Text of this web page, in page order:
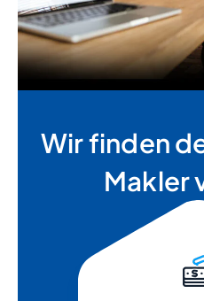
Wir finden
Makler